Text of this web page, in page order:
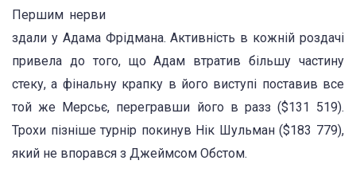
Першим нерви
здали у Адама Фрідмана. Активність в кожній роздачі
привела до того, що Адам втратив більшу частину
стеку, а фінальну крапку в його виступі поставив все
той же Мерсьє, перегравши його в разз ($131 519).
Трохи пізніше турнір покинув Нік Шульман ($183 779),
який не впорався з Джеймсом Обстом.